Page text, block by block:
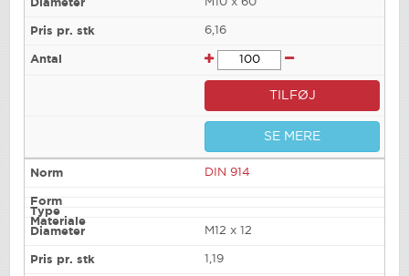
6,16
TILFØJ
SE MERE
DIN 914
M12 x 12
1,19